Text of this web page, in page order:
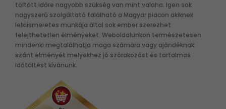
töltött időre nagyobb szükség van mint valaha. Igen sok
nagyszerű szolgáltató található a Magyar piacon akiknek
lelkiismeretes munkája által sok ember szerezhet
felejthetetlen élményeket. Weboldalunkon természetesen
mindenki megtalálhatja maga számára vagy ajándéknak
szánt élményét melyekhez jó szórakozást és tartalmas
időtöltést kívánunk.